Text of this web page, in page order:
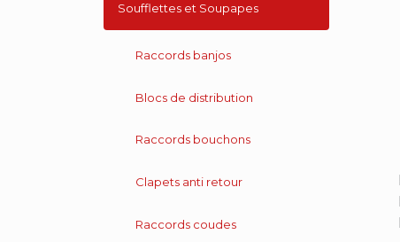
Soufflettes et Soupapes
Raccords banjos
Blocs de distribution
Raccords bouchons
Clapets anti retour
Raccords coudes